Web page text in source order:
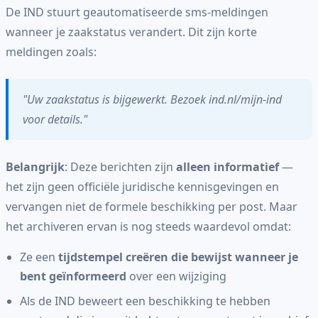
De IND stuurt geautomatiseerde sms-meldingen
wanneer je zaakstatus verandert. Dit zijn korte
meldingen zoals:
"Uw zaakstatus is bijgewerkt. Bezoek ind.nl/mijn-ind
voor details."
Belangrijk: Deze berichten zijn alleen informatief—
het zijn geen officiële juridische kennisgevingen en
vervangen niet de formele beschikking per post. Maar
het archiveren ervan is nog steeds waardevol omdat:
Ze een tijdstempel creëren die bewijst wanneer je
bent geïnformeerd over een wijziging
Als de IND beweert een beschikking te hebben